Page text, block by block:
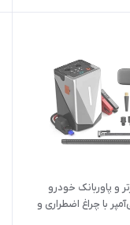
و پاوربانک خودرو
میلی‌آمپر با چراغ اضطراری و